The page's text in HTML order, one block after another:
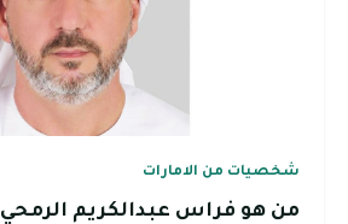
شخصيات من الامارات
من هو فراس عبدالكريم الرمحي